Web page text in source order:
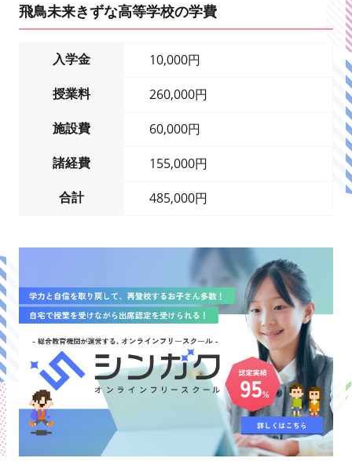
飛鳥未来きずな高等学校の学費
入学金
10,000円
授業料
260,000円
施設費
60,000円
諸経費
155,000円
合計
485,000円